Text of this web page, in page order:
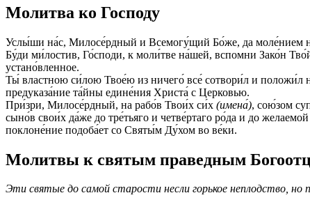
Молитва ко Господу
Услы́ши на́с, Милосе́рдный и Всемогу́щий Бо́же, да моле́нием
Бу́ди ми́лостив, Го́споди, к моли́тве на́шей, вспомни Зако́н
устано́вленное.
Ты́ властною си́лою Твое́ю из ничего́ все́ сотвори́л и положи́л
предуказа́ние та́йны едине́ния Христа́ с Церковью.
При́зри, Милосе́рдный, на рабо́в Твои́х си́х (имена́), сою́зом
сыно́в свои́х да́же до тре́тьяго и четве́ртаго ро́да и до
поклоне́ние подоба́ет со Святы́м Ду́хом во ве́ки.
Молитвы к святым праведным
Эти святые до самой старости несли горькое неплодство,